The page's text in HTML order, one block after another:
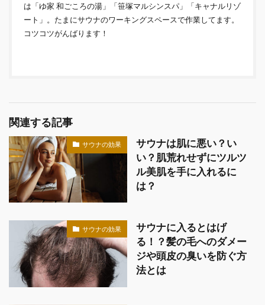
は「ゆ家 和ごころの湯」「笹塚マルシンスパ」「キャナルリゾ
ート」。たまにサウナのワーキングスペースで作業してます。
コツコツがんばります！
関連する記事
サウナの効果
サウナは肌に悪い？い
い？肌荒れせずにツルツ
ル美肌を手に入れるに
は？
サウナの効果
サウナに入るとはげ
る！？髪の毛へのダメー
ジや頭皮の臭いを防ぐ方
法とは